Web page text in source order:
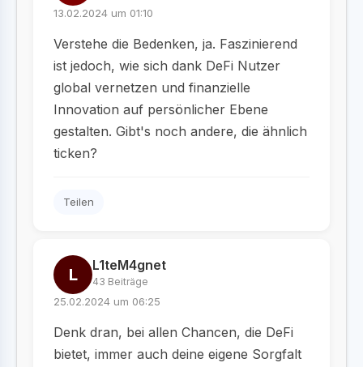
13.02.2024 um 01:10
Verstehe die Bedenken, ja. Faszinierend
ist jedoch, wie sich dank DeFi Nutzer
global vernetzen und finanzielle
Innovation auf persönlicher Ebene
gestalten. Gibt's noch andere, die ähnlich
ticken?
Teilen
L L1teM4gnet
43 Beiträge
25.02.2024 um 06:25
Denk dran, bei allen Chancen, die DeFi
bietet, immer auch deine eigene Sorgfalt